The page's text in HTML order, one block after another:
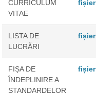
CURRICULUM
VITAE
fișier
LISTA DE
LUCRĂRI
fișier
FIȘA DE
ÎNDEPLINIRE A
STANDARDELOR
fișier